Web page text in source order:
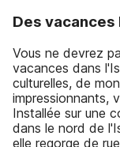
Des
Vous ne devrez
vacances dans
culturelles, de
impressionnants,
Installée sur une
dans le nord de
elle regorge de